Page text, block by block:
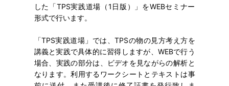
した「TPS実践道場（1日版）」をWEBセミナー
形式で行います。
「TPS実践道場」では、TPSの物の見方考え方を
講義と実践で具体的に習得しますが、WEBで行う
場合、実践の部分は、ビデオを見ながらの解析と
なります。利用するワークシートとテキストは事